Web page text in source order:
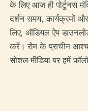
के लिए आज ही पोर्टुनस
दर्शन समय, कार्यक्रमों
लिए, ऑडियल ऐप
करें। रोम के प्राचीन
सोशल मीडिया पर हमें